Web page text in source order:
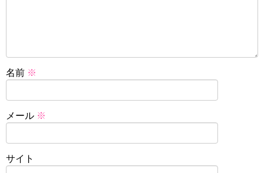
名前 ※
メール ※
サイト